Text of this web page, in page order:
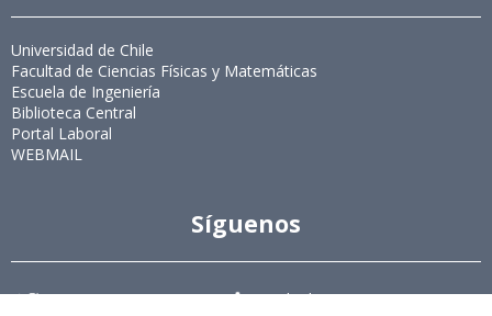
Universidad de Chile
Facultad de Ciencias Físicas y Matemáticas
Escuela de Ingeniería
Biblioteca Central
Portal Laboral
WEBMAIL
Síguenos
Twitter LinkedIn